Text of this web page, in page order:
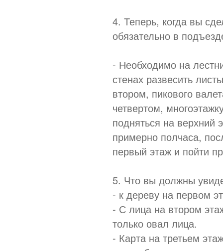
4. Теперь, когда вы
обязательно в
- Необходимо на
стенах развесить
втором, пикового
четвертом,
подняться на
примерно полчаса,
первый этаж и пойти
5. Что вы должны
- к дереву на первом
- С лица на втором
только овал лица.
- Карта на третьем